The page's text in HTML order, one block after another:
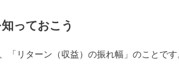
っておこう
「リターン（収益）の振れ幅」のことで